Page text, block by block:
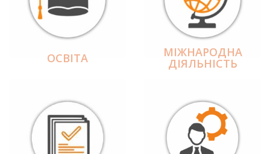
ОСВІТА МІЖНАРОДНА
ДІЯЛЬНІCТЬ